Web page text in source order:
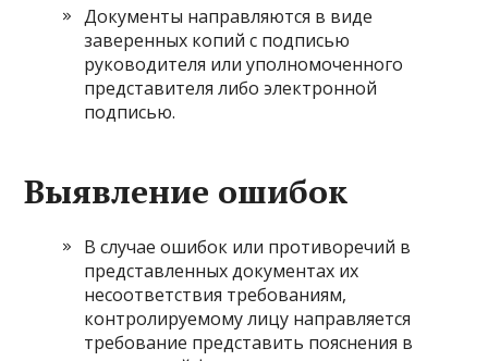
Документы направляются в виде
заверенных копий с подписью
руководителя или уполномоченного
представителя либо электронной
подписью.
Выявление ошибок
В случае ошибок или противоречий в
представленных документах их
несоответствия требованиям,
контролируемому лицу направляется
требование представить пояснения в